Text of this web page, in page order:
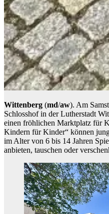
Wittenberg (md/aw). Am
Schlosshof in der Lutherstadt
einen fröhlichen Marktplatz für
Kindern für Kinder“ können
im Alter von 6 bis 14 Jahren
anbieten, tauschen oder